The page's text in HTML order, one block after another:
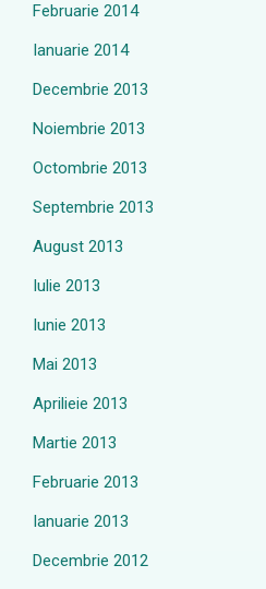
Februarie 2014
Ianuarie 2014
Decembrie 2013
Noiembrie 2013
Octombrie 2013
Septembrie 2013
August 2013
Iulie 2013
Iunie 2013
Mai 2013
Aprilieie 2013
Martie 2013
Februarie 2013
Ianuarie 2013
Decembrie 2012